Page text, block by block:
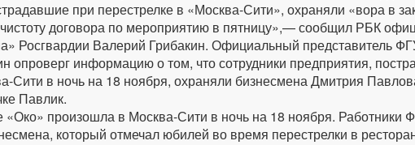
при перестрелке в «Москва-Сити», охраняли «вора в
договора по мероприятию в пятницу»,— сообщил РБК
Росгвардии Валерий Грибакин. Официальный представитель
опроверг информацию о том, что сотрудники предприятия,
Сити в ночь на 18 ноября, охраняли бизнесмена Дмитрия
Павлик.
произошла в Москва-Сити в ночь на 18 ноября. Работники
который отмечал юбилей во время перестрелки в